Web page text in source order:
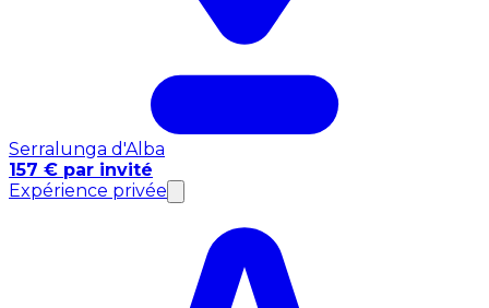
Serralunga d'Alba
157 € par invité
Expérience privée